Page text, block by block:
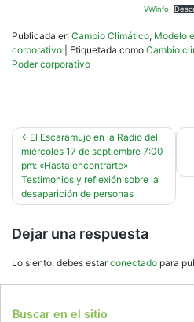
VWinfo
Publicada en Cambio Climático, Modelo
corporativo
Etiquetada como Cambio
Poder corporativo
Navegación
de
entradas
El Escaramujo en la Radio del
miércoles 17 de septiembre 7:00
pm: «Hasta encontrarte»
Testimonios y reflexión sobre la
desaparición de personas
Dejar una respuesta
Lo siento, debes estarconectado para
Buscar en el sitio